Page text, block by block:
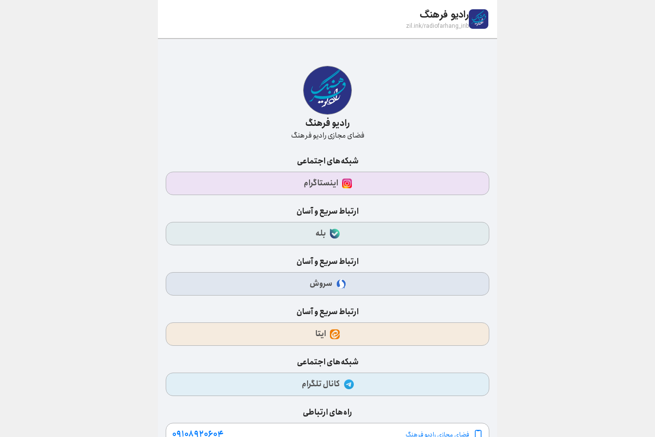
رادیو فرهنگ
zil.ink/radiofarhang_irib
رادیو فرهنگ
فضای مجازی رادیو فرهنگ
شبکه‌های اجتماعی
اینستاگرام
ارتباط سریع و آسان
بله
ارتباط سریع و آسان
سروش
ارتباط سریع و آسان
ایتا
شبکه‌های اجتماعی
کانال تلگرام
راه‌های ارتباطی
فضای مجازی رادیو فرهنگ ۰۹۱۰۸۹۲۰۶۰۴